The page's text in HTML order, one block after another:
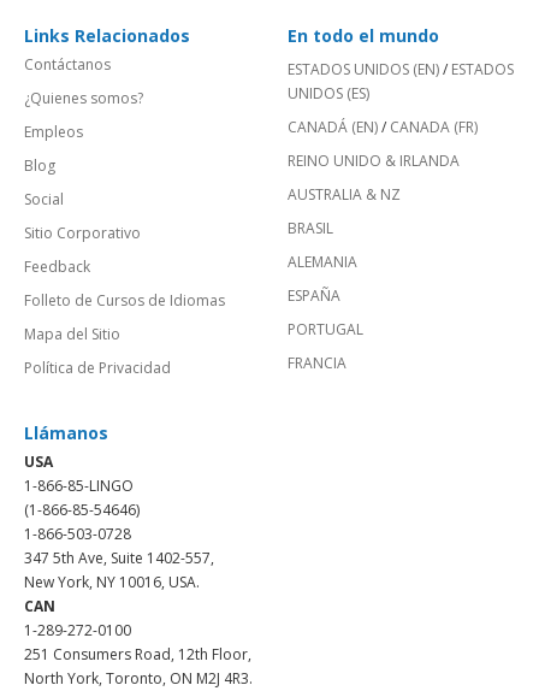
Links Relacionados
Contáctanos
¿Quienes somos?
Empleos
Blog
Social
Sitio Corporativo
Feedback
Folleto de Cursos de Idiomas
Mapa del Sitio
Política de Privacidad
En todo el mundo
ESTADOS UNIDOS (EN)/ ESTADOS
UNIDOS (ES)
CANADÁ (EN)/ CANADA (FR)
REINO UNIDO & IRLANDA
AUSTRALIA & NZ
BRASIL
ALEMANIA
ESPAÑA
PORTUGAL
FRANCIA
Llámanos
USA
1-866-85-LINGO
(1-866-85-54646)
1-866-503-0728
347 5th Ave, Suite 1402-557,
New York, NY 10016, USA.
CAN
1-289-272-0100
251 Consumers Road, 12th Floor,
North York, Toronto, ON M2J 4R3.